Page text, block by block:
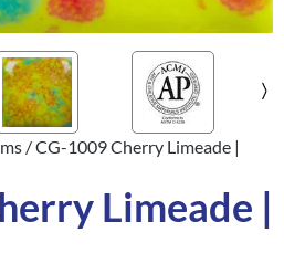
/ CG-1009 Cherry Limeade |
Limeade |